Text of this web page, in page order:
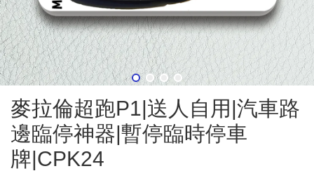
麥拉倫超跑P1|送人自用|汽車路
邊臨停神器|暫停臨時停車
牌|CPK24